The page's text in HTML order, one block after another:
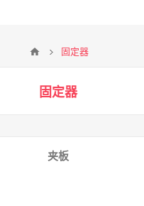
固定器
固定器
夹板